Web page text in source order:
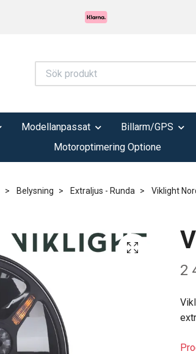
Modellanpassat Billarm/GPS
Motoroptimering Optione
Belysning Extraljus - Runda Viklight
2